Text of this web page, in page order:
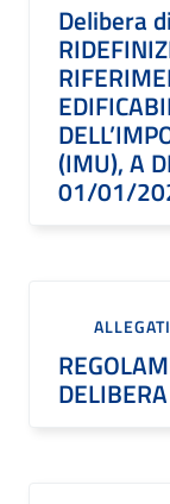
Delibera
(IMU), A
01/01/
ALLEGATI